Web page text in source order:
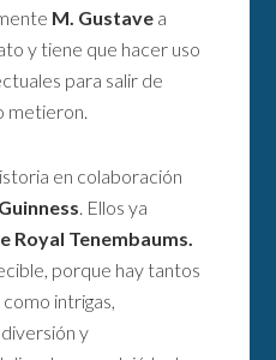
M. Gustave a
y tiene que hacer uso
para salir de
metieron.
en colaboración
. Ellos ya
Royal Tenembaums.
porque hay tantos
intrigas,
y